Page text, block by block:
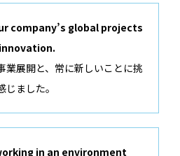
company’s global projects
業展開と、常に新しいことに挑
ました。
in an environment